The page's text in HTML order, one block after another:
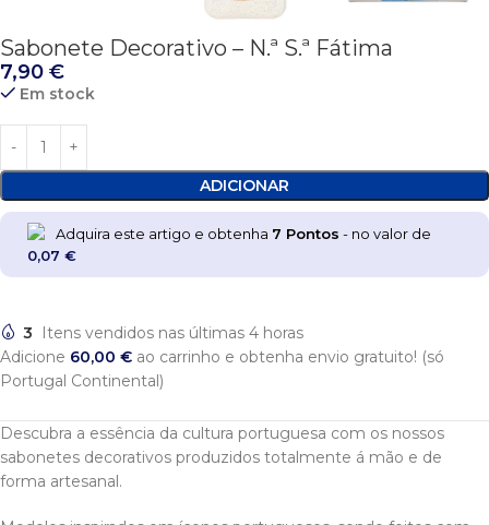
Sabonete Decorativo – N.ª S.ª Fátima
7,90 €
Descubra a essência da cultura portuguesa com os nossos
sabonetes decorativos produzidos totalmente á mão e de
forma artesanal.
Em stock
ADICIONAR
Adquira este artigo e obtenha 7 Pontos - no valor de
0,07 €
3
Itens vendidos nas últimas 4 horas
Adicione 60,00 € ao carrinho e obtenha envio gratuito! (só
Portugal Continental)